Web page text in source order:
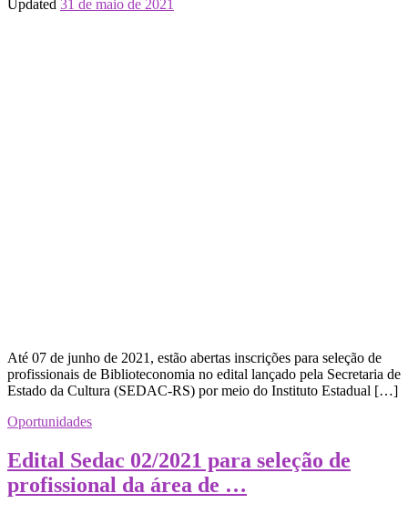
Updated 31 de maio de 2021
Até 07 de junho de 2021, estão abertas inscrições para seleção de
profissionais de Biblioteconomia no edital lançado pela Secretaria de
Estado da Cultura (SEDAC-RS) por meio do Instituto Estadual […]
Oportunidades
Edital Sedac 02/2021 para seleção de
profissional da área de …